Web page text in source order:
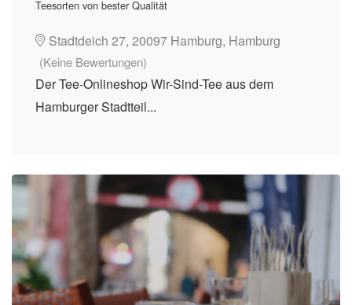
Teesorten von bester Qualität
Stadtdeich 27, 20097 Hamburg, Hamburg
(Keine Bewertungen)
Der Tee-Onlineshop Wir-Sind-Tee aus dem
Hamburger Stadtteil...